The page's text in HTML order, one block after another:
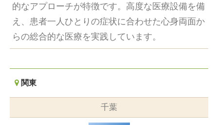
的なアプローチが特徴です。高度な医療設備を備
え、患者一人ひとりの症状に合わせた心身両面か
らの総合的な医療を実践しています。
関東
千葉